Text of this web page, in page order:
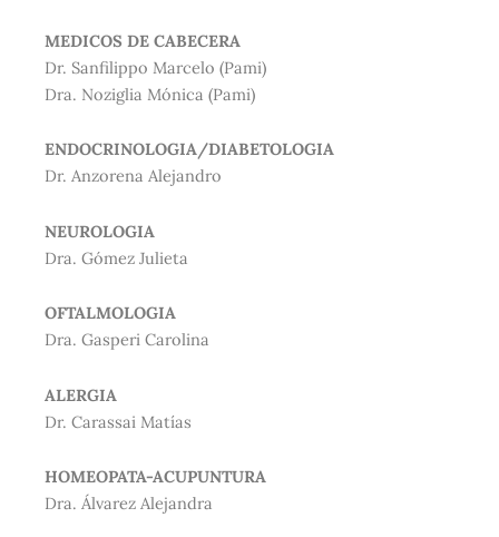
MEDICOS DE CABECERA
Dr. Sanfilippo Marcelo (Pami)
Dra. Noziglia Mónica (Pami)
ENDOCRINOLOGIA/DIABETOLOGIA
Dr. Anzorena Alejandro
NEUROLOGIA
Dra. Gómez Julieta
OFTALMOLOGIA
Dra. Gasperi Carolina
ALERGIA
Dr. Carassai Matías
HOMEOPATA-ACUPUNTURA
Dra. Álvarez Alejandra